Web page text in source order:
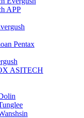
APP
Pentax
ASITECH